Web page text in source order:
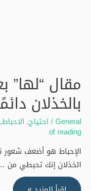
مقال “لها”
بالخذلان
General
/ احتياج, الاحباط,
of reading
الإحباط هو أضعف شعور
الخذلان إنك تحبطي من